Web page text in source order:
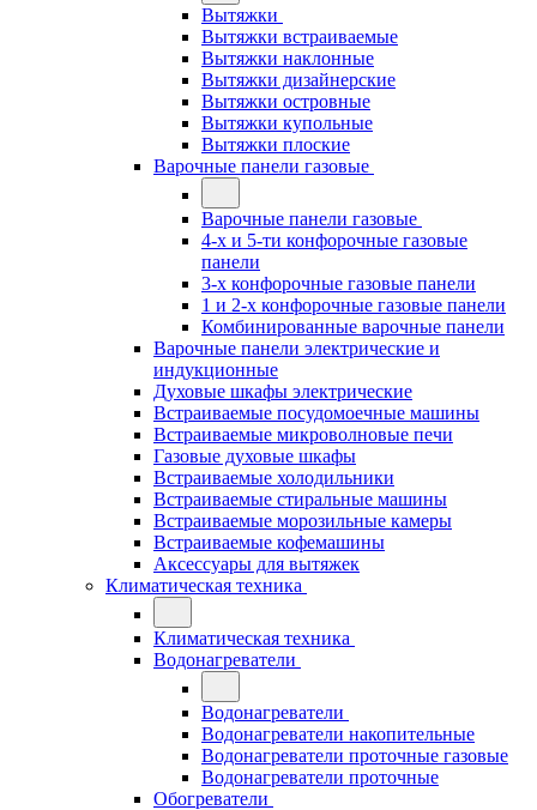
Вытяжки
Вытяжки встраиваемые
Вытяжки наклонные
Вытяжки дизайнерские
Вытяжки островные
Вытяжки купольные
Вытяжки плоские
Варочные панели газовые
Варочные панели газовые
4-х и 5-ти конфорочные газовые
панели
3-х конфорочные газовые панели
1 и 2-х конфорочные газовые панели
Комбинированные варочные панели
Варочные панели электрические и
индукционные
Духовые шкафы электрические
Встраиваемые посудомоечные машины
Встраиваемые микроволновые печи
Газовые духовые шкафы
Встраиваемые холодильники
Встраиваемые стиральные машины
Встраиваемые морозильные камеры
Встраиваемые кофемашины
Аксессуары для вытяжек
Климатическая техника
Климатическая техника
Водонагреватели
Водонагреватели
Водонагреватели накопительные
Водонагреватели проточные газовые
Водонагреватели проточные
Обогреватели